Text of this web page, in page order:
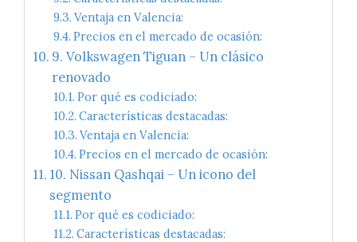
Ventaja en Valencia:
Precios en el mercado de ocasión:
9. Volkswagen Tiguan – Un clásico
renovado
Por qué es codiciado:
Características destacadas:
Ventaja en Valencia:
Precios en el mercado de ocasión:
10. Nissan Qashqai – Un icono del
segmento
Por qué es codiciado:
Características destacadas: